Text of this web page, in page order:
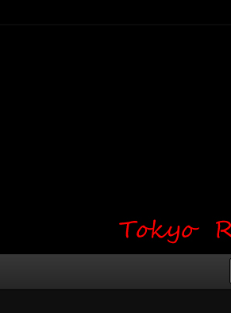
寺 Red Bunny
トゥー画像
girl tattoo）